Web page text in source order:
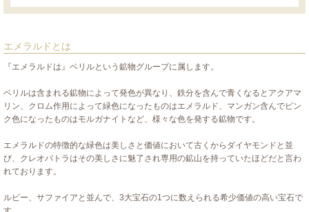
エメラルドとは
『エメラルドは』ベリルという鉱物グループに属します。
ベリルは含まれる鉱物によって発色が異なり、鉄分を含んで青くなるとアクアマ
リン、クロム作用によって緑色になったものはエメラルド、マンガン含んでピン
ク色になったものはモルガナイトなど、様々な色を発する鉱物です。
エメラルドの特徴的な緑色は美しさと価値において古くからダイヤモンドと並
び、クレオパトラはその美しさに魅了され専用の鉱山を持っていたほどだと言わ
れております。
ルビー、サファイアと並んで、3大宝石の1つに数えられる希少価値の高い宝石で